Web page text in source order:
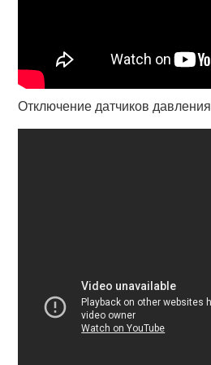
Отключение датчиков